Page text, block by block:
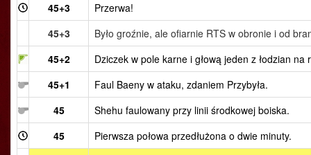
45+3
Przerwa!
45+3
Było groźnie, ale ofiarnie RTS w obronie i od
45+2
Dziczek w pole karne i głową jeden z łodzian na
45+1
Faul Baeny w ataku, zdaniem Przybyła.
45
Shehu faulowany przy linii środkowej boiska.
45
Pierwsza połowa przedłużona o dwie minuty.